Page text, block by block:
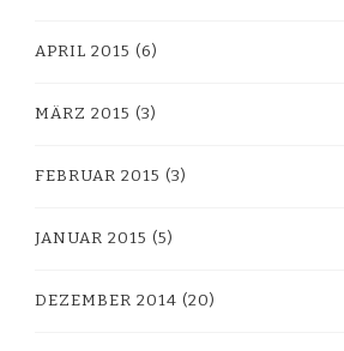
APRIL 2015 (6)
MÄRZ 2015 (3)
FEBRUAR 2015 (3)
JANUAR 2015 (5)
DEZEMBER 2014 (20)